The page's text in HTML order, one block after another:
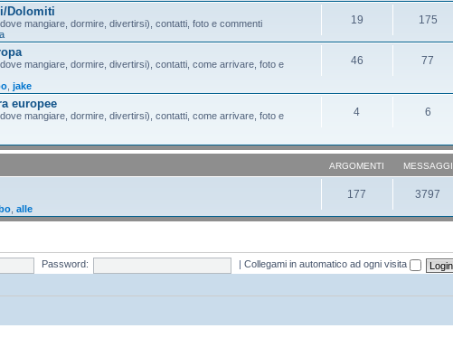
Dolomiti
mangiare, dormire, divertirsi), contatti, foto e commenti
19 175
mangiare, dormire, divertirsi), contatti, come arrivare, foto e
jake
46 77
europee
mangiare, dormire, divertirsi), contatti, come arrivare, foto e
4 6
ARGOMENTI MESSAGGI
alle
177 3797
Password: Collegami in automatico ad ogni visita